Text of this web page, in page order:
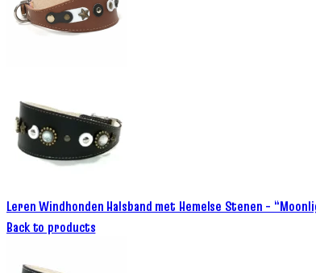
Leren Windhonden Halsband met Hemelse Stenen –
Back to products